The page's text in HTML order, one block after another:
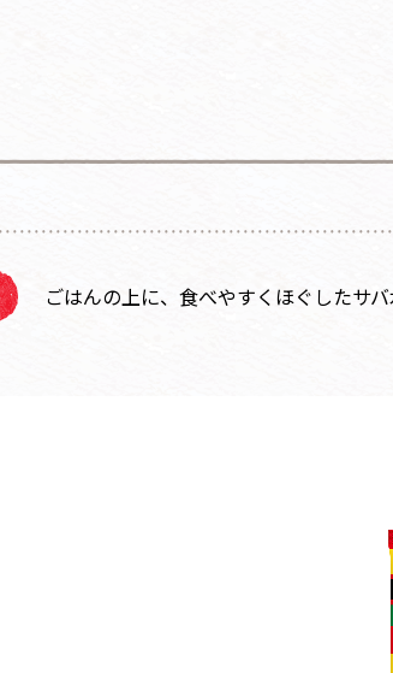
ごはんの上に、食べやすくほぐしたサ